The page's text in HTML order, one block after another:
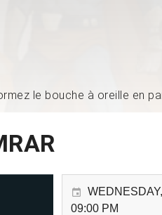
le bouche à oreille en
09:00 PM